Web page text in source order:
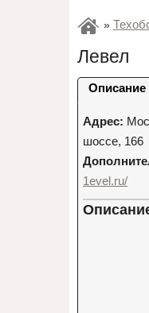
»
Левел
Описание
Адрес:
шоссе, 166
1evel.ru/